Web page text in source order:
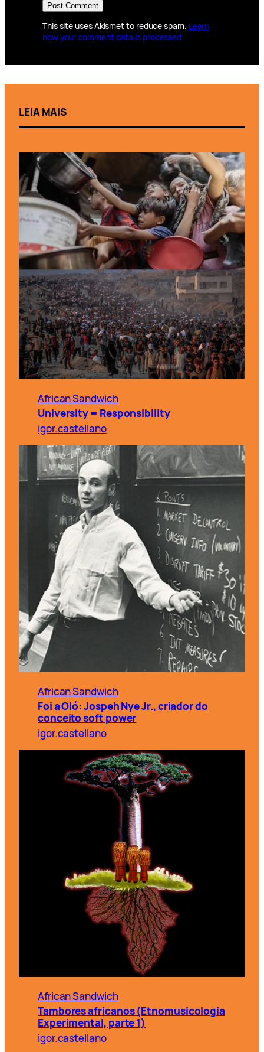
This site uses Akismet to reduce spam. Learn
how your comment data is processed.
LEIA MAIS
African Sandwich
University = Responsibility
igor.castellano
African Sandwich
Foi a Oló: Jospeh Nye Jr., criador do
conceito soft power
igor.castellano
African Sandwich
Tambores africanos (Etnomusicologia
Experimental, parte 1)
igor.castellano